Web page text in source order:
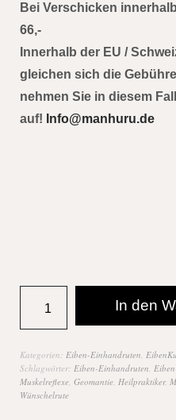
Bei Verschicken
66,-
Innerhalb der EU /
gleichen sich die
nehmen Sie in diesem
auf! Info@manhuru.de
In den
Kategorien: Eiben-Einhandruten,
Schlagwörter: Eiben-Einhandruten,
Muskelreflexe, Geomantie, Heilpraktiker,
Wünschelrute